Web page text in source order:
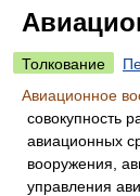
Толкование
Авиационное
совокупность
авиационных
вооружения,
управления